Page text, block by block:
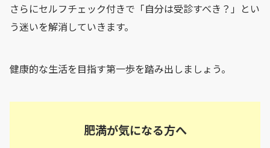
さらにセルフチェック付きで「自分は受診すべき？」とい
う迷いを解消していきます。
健康的な生活を目指す第一歩を踏み出しましょう。
肥満が気になる方へ